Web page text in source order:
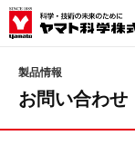
製品情報
お問い合わせ